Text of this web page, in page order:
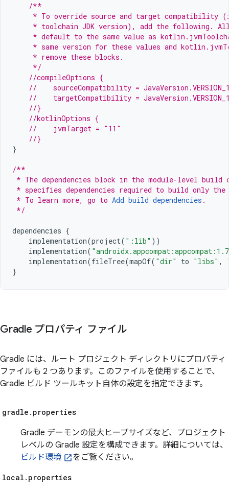
/**
* To override source and target compatibility
* toolchain JDK version), add the following.
* default to the same value as
* same version for these values and
     * remove these blocks.
     */
//compileOptions {
//    sourceCompatibility =
//    targetCompatibility =
//}
//kotlinOptions {
//    jvmTarget = "11"
//}
}
/**
* The dependencies block in the module-level
* specifies dependencies required to build only
* To learn more, go to Add build dependencies .
*/
dependencies {
implementation(project( ":lib" ))
implementation(
implementation(fileTree(mapOf( "dir" to "libs" ,
}
Gradle プロパティ ファイル
Gradle には、ルート プロジェクト ディレクトリにプロパティ
ファイルも 2 つあります。このファイルを使用することで、
Gradle ビルド ツールキット自体の設定を指定できます。
gradle.properties
Gradle デーモンの最大ヒープサイズなど、プロジェクト
レベルの Gradle 設定を構成できます。詳細については、
ビルド環境
をご覧ください。
local.properties